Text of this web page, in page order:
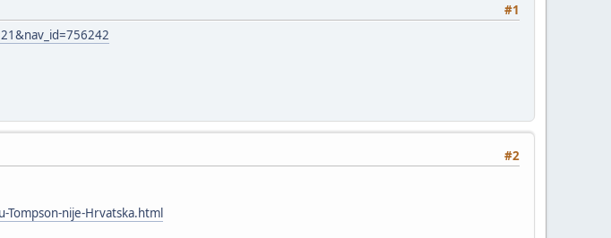
#1
#2
nije-Hrvatska.html